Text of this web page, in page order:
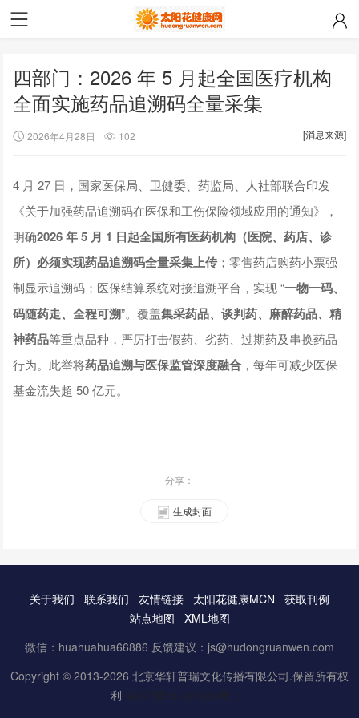
四部门：2026 年 5 月起全国医疗机构
全面实施药品追溯码全量采集
2026年4月28日 102 [消息来源]
4 月 27 日，国家医保局、卫健委、药监局、人社部联合印发
《关于加强药品追溯码在医保和工伤保险领域应用的通知》，
明确2026 年 5 月 1 日起全国所有医药机构（医院、药店、诊
所）必须实现药品追溯码全量采集上传 ；零售药店购药小票强
制显示追溯码；医保结算系统对接追溯平台，实现 “一物一码、
码随药走、全程可溯”。覆盖集采药品、谈判药、麻醉药品、精
神药品等重点品种，严厉打击假药、劣药、过期药及串换药品
行为。此举将药品追溯与医保监管深度融合 ，每年可减少医保
基金流失超 50 亿元。
分享：
生成封面
关于我们 联系我们 友情链接 太阳花健康MCN
获取刊例
站点地图
XML地图
微信：huahuahua66886 反馈建议：js@hudongruanwen.com
Copyright © 2013-2026 北京华轩普瑞文化传播有限公司.保留所有权
利 京ICP备16061888号-3